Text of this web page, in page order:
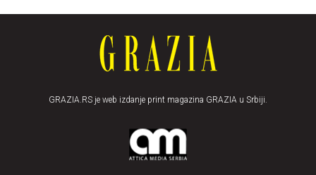
GRAZIA.RS je web izdanje print magazina GRAZIA u Srbiji.